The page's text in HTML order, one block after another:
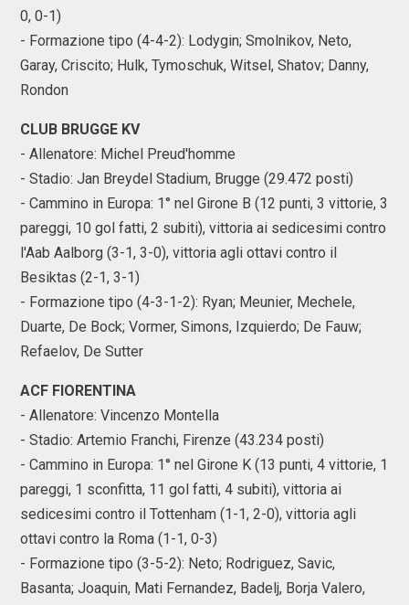
0, 0-1)
- Formazione tipo (4-4-2): Lodygin; Smolnikov, Neto,
Garay, Criscito; Hulk, Tymoschuk, Witsel, Shatov; Danny,
Rondon
CLUB BRUGGE KV
- Allenatore: Michel Preud'homme
- Stadio: Jan Breydel Stadium, Brugge (29.472 posti)
- Cammino in Europa: 1° nel Girone B (12 punti, 3 vittorie, 3
pareggi, 10 gol fatti, 2 subiti), vittoria ai sedicesimi contro
l'Aab Aalborg (3-1, 3-0), vittoria agli ottavi contro il
Besiktas (2-1, 3-1)
- Formazione tipo (4-3-1-2): Ryan; Meunier, Mechele,
Duarte, De Bock; Vormer, Simons, Izquierdo; De Fauw;
Refaelov, De Sutter
ACF FIORENTINA
- Allenatore: Vincenzo Montella
- Stadio: Artemio Franchi, Firenze (43.234 posti)
- Cammino in Europa: 1° nel Girone K (13 punti, 4 vittorie, 1
pareggi, 1 sconfitta, 11 gol fatti, 4 subiti), vittoria ai
sedicesimi contro il Tottenham (1-1, 2-0), vittoria agli
ottavi contro la Roma (1-1, 0-3)
- Formazione tipo (3-5-2): Neto; Rodriguez, Savic,
Basanta; Joaquin, Mati Fernandez, Badelj, Borja Valero,